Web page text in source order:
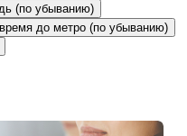
(по убыванию)
время до метро (по убыванию)